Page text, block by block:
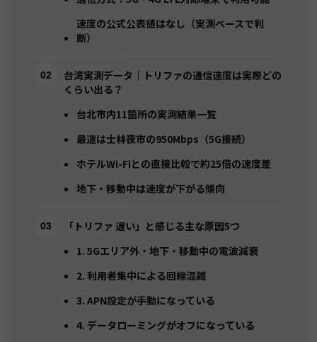
速度の公式公表値はなし（実測ベースで判
断）
台湾実測データ｜トリファの通信速度は実際どの
くらい出る？
台北市内11箇所の実測結果一覧
最速は士林夜市の950Mbps（5G接続）
ホテルWi-Fiとの直接比較で約25倍の速度差
地下・移動中は速度が下がる傾向
「トリファ 遅い」と感じる主な原因5つ
1. 5Gエリア外・地下・移動中の電波減衰
2. 利用者集中による回線混雑
3. APN設定が手動になっている
4. データローミングがオフになっている